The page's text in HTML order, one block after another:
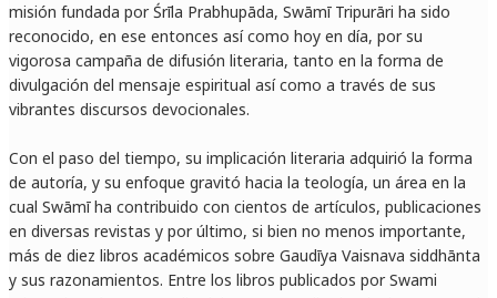
misión fundada por Śrīla Prabhupāda, Swāmī Tripurāri ha sido
reconocido, en ese entonces así como hoy en día, por su
vigorosa campaña de difusión literaria, tanto en la forma de
divulgación del mensaje espiritual así como a través de sus
vibrantes discursos devocionales.
Con el paso del tiempo, su implicación literaria adquirió la forma
de autoría, y su enfoque gravitó hacia la teología, un área en la
cual Swāmī ha contribuido con cientos de artículos, publicaciones
en diversas revistas y por último, si bien no menos importante,
más de diez libros académicos sobre Gaudīya Vaisnava siddhānta
y sus razonamientos. Entre los libros publicados por Swami